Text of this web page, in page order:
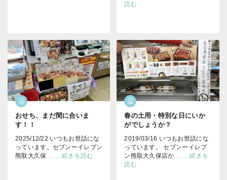
読む
おせち、まだ間に合いま
す！！
2025/12/22 いつもお世話にな
っています。セブンーイレブン
熊取大久保
……続きを読む
春の土用・特別な日にいか
がでしょうか？
2019/03/16 いつもお世話にな
っています。 セブンーイレブ
ン熊取大久保店か
……続きを
読む